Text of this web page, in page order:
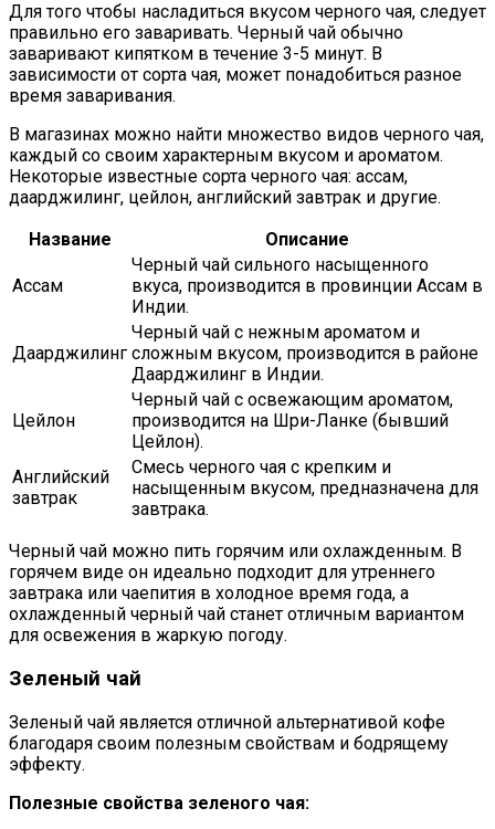
Для того чтобы насладиться вкусом черного чая, следует
правильно его заваривать. Черный чай обычно
заваривают кипятком в течение 3-5 минут. В
зависимости от сорта чая, может понадобиться разное
время заваривания.
В магазинах можно найти множество видов черного чая,
каждый со своим характерным вкусом и ароматом.
Некоторые известные сорта черного чая: ассам,
даарджилинг, цейлон, английский завтрак и другие.
Название
Описание
Ассам
Черный чай сильного насыщенного
вкуса, производится в провинции Ассам в
Индии.
Даарджилинг
Черный чай с нежным ароматом и
сложным вкусом, производится в районе
Даарджилинг в Индии.
Цейлон
Черный чай с освежающим ароматом,
производится на Шри-Ланке (бывший
Цейлон).
Английский
завтрак
Смесь черного чая с крепким и
насыщенным вкусом, предназначена для
завтрака.
Черный чай можно пить горячим или охлажденным. В
горячем виде он идеально подходит для утреннего
завтрака или чаепития в холодное время года, а
охлажденный черный чай станет отличным вариантом
для освежения в жаркую погоду.
Зеленый чай
Зеленый чай является отличной альтернативой кофе
благодаря своим полезным свойствам и бодрящему
эффекту.
Полезные свойства зеленого чая: